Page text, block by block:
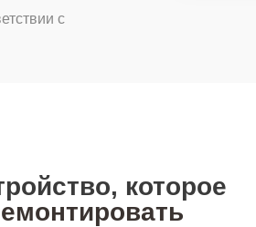
с
которое